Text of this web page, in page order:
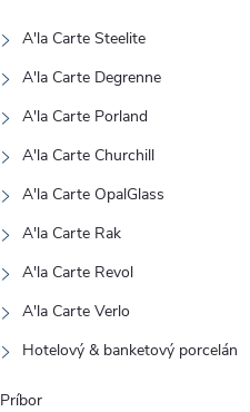
A'la Carte Steelite
A'la Carte Degrenne
A'la Carte Porland
A'la Carte Churchill
A'la Carte OpalGlass
A'la Carte Rak
A'la Carte Revol
A'la Carte Verlo
Hotelový & banketový porcelán
Príbor